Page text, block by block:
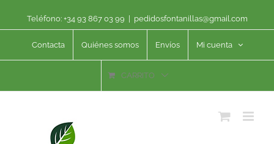
Teléfono: +34 93 867 03 99 pedidosfontanillas@gmail.com
Contacta Quiénes somos Envíos Mi cuenta
CARRITO